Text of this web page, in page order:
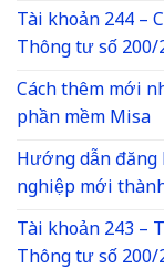
Tài khoản 244 –
Thông tư số
Cách thêm mới
phần mềm Misa
Hướng dẫn
nghiệp mới
Tài khoản 243 –
Thông tư số